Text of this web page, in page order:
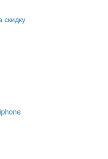
скидку